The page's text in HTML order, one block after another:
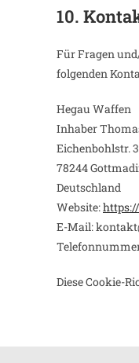
10.
Für Fragen
folgenden
Hegau Waffen
Inhaber
Eichenbohlstr. 3
78244
Deutschland
Website:
E-Mail:
Diese Cookie-